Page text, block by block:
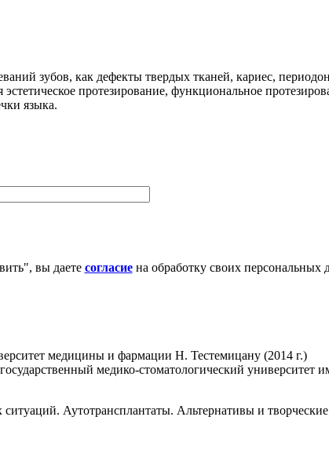
зубов, как дефекты твердых тканей, кариес,
протезирование, функциональное
языка.
вы даете согласиена обработку своих персональных
медицины и фармации Н. Тестемицану (2014 г.)
медико-стоматологический университет
Аутотрансплантаты. Альтернативы и